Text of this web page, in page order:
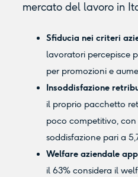
mercato del lavoro in
Sfiducia nei criteri
lavoratori percepisce
per promozioni e
Insoddisfazione
il proprio pacchetto
poco competitivo,
soddisfazione pari a
Welfare aziendale
il 63% considera il